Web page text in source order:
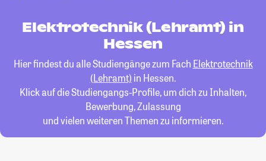
Elektrotechnik (Lehramt) in
Hessen
Hier findest du alle Studiengänge zum Fach Elektrotechnik
(Lehramt) in Hessen.
Klick auf die Studiengangs-Profile, um dich zu Inhalten,
Bewerbung, Zulassung
und vielen weiteren Themen zu informieren.